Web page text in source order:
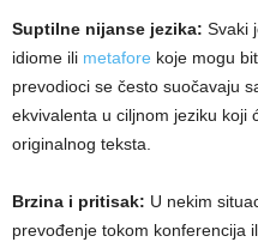
Suptilne nijanse jezika: Svaki
idiome ili metafore koje mogu
prevodioci se često suočavaju
ekvivalenta u ciljnom jeziku koji
originalnog teksta.
Brzina i pritisak: U nekim
prevođenje tokom konferencija